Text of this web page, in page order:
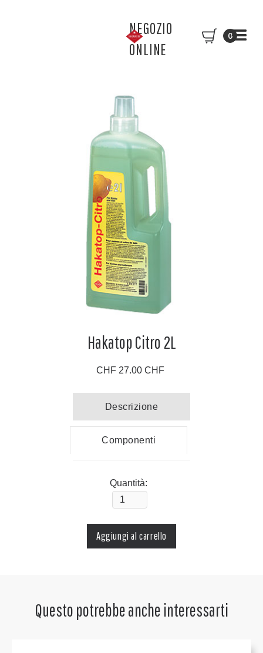
NEGOZIO
ONLINE
0
Hakatop Citro 2L
CHF 27.00 CHF
Descrizione
Componenti
Quantità:
Questo potrebbe anche interessarti